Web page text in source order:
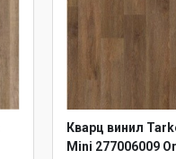
Кварц винил
Mini 277006009